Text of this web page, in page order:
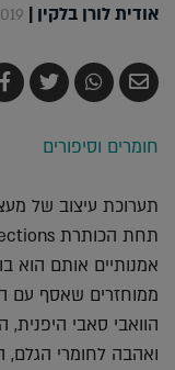
אודית לורן בלקין |
שלח
בדואר
שתף
ב-
צייץ
ב-
חומרים וסיפורים
תערוכת עיצוב של
אמנותיים אותם הוא
ממוחזרים שאסף עם
הוואבי סאבי
ואהבה לחומרי הגלם,